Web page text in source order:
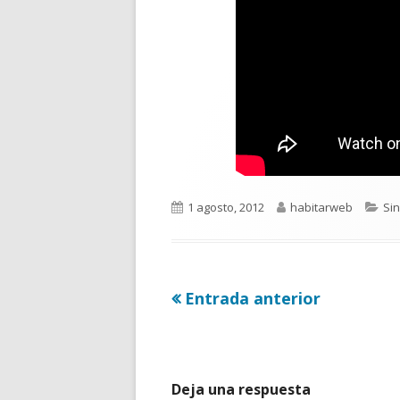
Publicado
1 agosto, 2012 Autor
habitarweb
Navegación
entradas
Artículo
Entrada anterior
Deja una respuesta